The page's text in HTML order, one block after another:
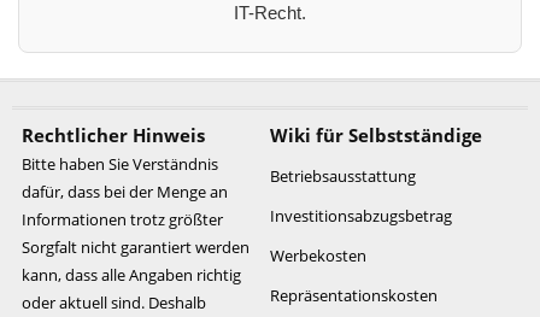
IT-Recht.
Rechtlicher Hinweis
Bitte haben Sie Verständnis
dafür, dass bei der Menge an
Informationen trotz größter
Sorgfalt nicht garantiert werden
kann, dass alle Angaben richtig
oder aktuell sind. Deshalb
Wiki für Selbstständige
Betriebsausstattung
Investitionsabzugsbetrag
Werbekosten
Repräsentationskosten